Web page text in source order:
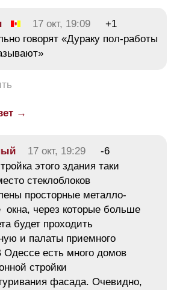
17 окт, 19:09
+1
говорят «Дураку пол-работы
→
17 окт, 19:29
-6
этого здания таки
стеклоблоков
просторные металло-
окна, через которые больше
будет проходить
и палаты приемного
Одессе есть много домов
стройки
фасада. Очевидно,